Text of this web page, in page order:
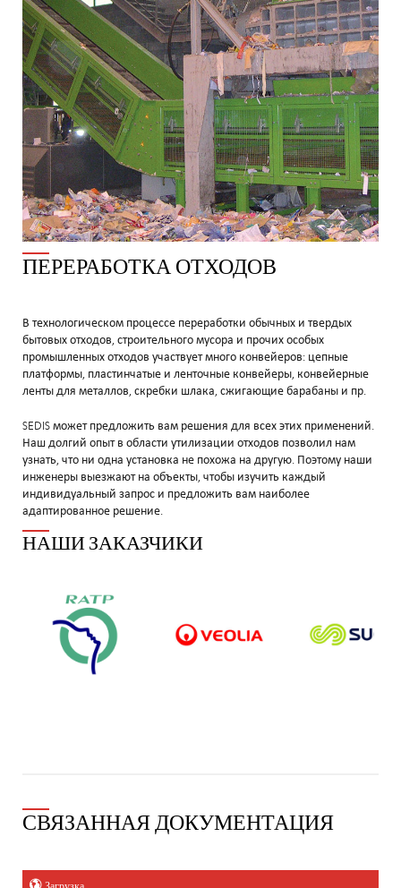
ПЕРЕРАБОТКА ОТХОДОВ
В технологическом процессе переработки обычных и твердых
бытовых отходов, строительного мусора и прочих особых
промышленных отходов участвует много конвейеров: цепные
платформы, пластинчатые и ленточные конвейеры, конвейерные
ленты для металлов, скребки шлака, сжигающие барабаны и пр.
SEDIS может предложить вам решения для всех этих применений.
Наш долгий опыт в области утилизации отходов позволил нам
узнать, что ни одна установка не похожа на другую. Поэтому наши
инженеры выезжают на объекты, чтобы изучить каждый
индивидуальный запрос и предложить вам наиболее
адаптированное решение.
НАШИ ЗАКАЗЧИКИ
СВЯЗАННАЯ ДОКУМЕНТАЦИЯ